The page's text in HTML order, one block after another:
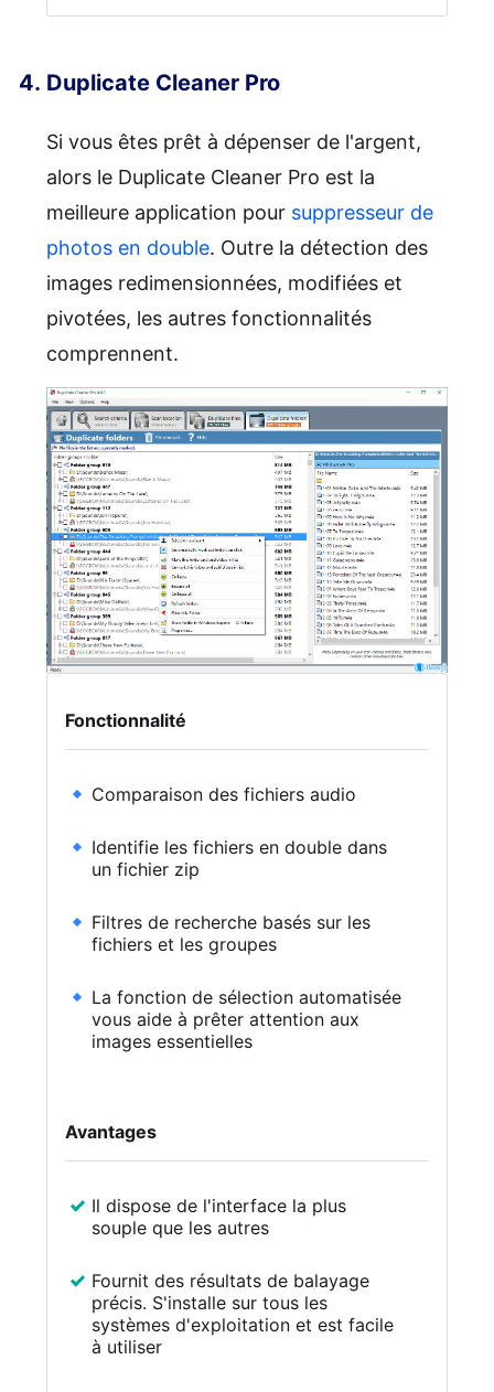
Duplicate Cleaner Pro
Si vous êtes prêt à dépenser de l'argent,
alors le Duplicate Cleaner Pro est la
meilleure application pour suppresseur de
photos en double. Outre la détection des
images redimensionnées, modifiées et
pivotées, les autres fonctionnalités
comprennent.
Fonctionnalité
Comparaison des fichiers audio
Identifie les fichiers en double dans
un fichier zip
Filtres de recherche basés sur les
fichiers et les groupes
La fonction de sélection automatisée
vous aide à prêter attention aux
images essentielles
Avantages
Il dispose de l'interface la plus
souple que les autres
Fournit des résultats de balayage
précis. S'installe sur tous les
systèmes d'exploitation et est facile
à utiliser